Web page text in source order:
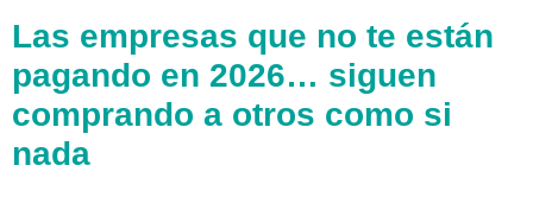
Las empresas que no te están
pagando en 2026… siguen
comprando a otros como si
nada